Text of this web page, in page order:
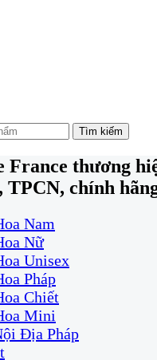
Tìm kiếm
France thương
TPCN, chính
Nam
Nữ
Unisex
Pháp
Chiết
Mini
Địa Pháp